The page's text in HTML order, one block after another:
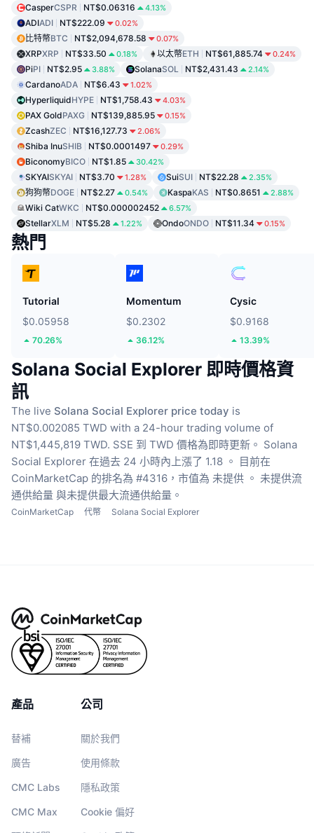
CasperCSPR NT$0.06316 4.13%
ADIADI NT$222.09 0.02%
比特幣BTC NT$2,094,678.58 0.07%
XRPXRP NT$33.50 0.18% 以太幣ETH NT$61,885.74 0.24%
PiPI NT$2.95 3.88% SolanaSOL NT$2,431.43 2.14%
CardanoADA NT$6.43 1.02%
HyperliquidHYPE NT$1,758.43 4.03%
PAX GoldPAXG NT$139,885.95 0.15%
ZcashZEC NT$16,127.73 2.06%
Shiba InuSHIB NT$0.0001497 0.29%
BiconomyBICO NT$1.85 30.42%
SKYAISKYAI NT$3.70 1.28% SuiSUI NT$22.28 2.35%
狗狗幣DOGE NT$2.27 0.54% KaspaKAS NT$0.8651 2.88%
Wiki CatWKC NT$0.000002452 6.57%
StellarXLM NT$5.28 1.22% OndoONDO NT$11.34 0.15%
熱門
Tutorial
$0.05958
70.26%
Momentum
$0.2302
36.12%
Cysic
$0.9168
13.39%
Solana Social Explorer 即時價格資
訊
The live Solana Social Explorer price today is
NT$0.002085 TWD with a 24-hour trading volume of
NT$1,445,819 TWD. SSE 到 TWD 價格為即時更新。 Solana
Social Explorer 在過去 24 小時內上漲了 1.18 。 目前在
CoinMarketCap 的排名為 #4316，市值為 未提供 。 未提供流
通供給量 與未提供最大流通供給量。
CoinMarketCap 代幣 Solana Social Explorer
產品
替補
廣告
CMC Labs
CMC Max
公司
關於我們
使用條款
隱私政策
Cookie 偏好